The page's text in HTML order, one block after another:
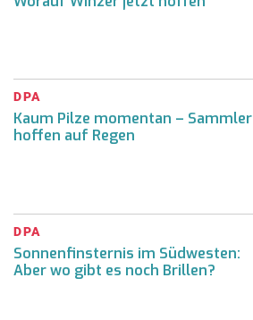
DPA
Kaum Pilze momentan – Sammler
hoffen auf Regen
DPA
Sonnenfinsternis im Südwesten:
Aber wo gibt es noch Brillen?